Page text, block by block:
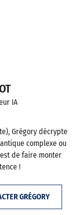
IA
Grégory décrypte
complexe ou
de faire monter
!
GRÉGORY